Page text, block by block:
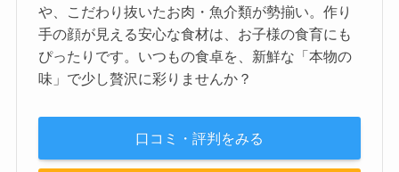
や、こだわり抜いたお肉・魚介類が勢揃い。作り
手の顔が見える安心な食材は、お子様の食育にも
ぴったりです。いつもの食卓を、新鮮な「本物の
味」で少し贅沢に彩りませんか？
口コミ・評判をみる